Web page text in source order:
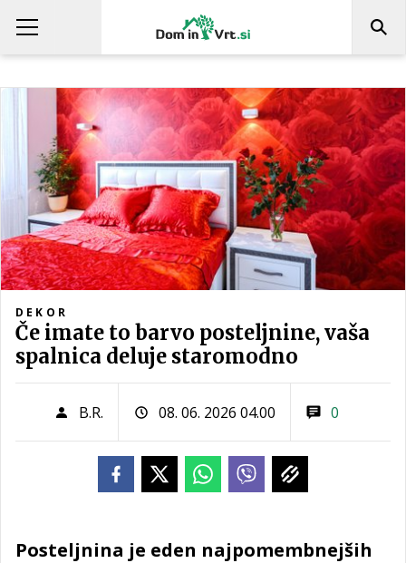
DEKOR
Če imate to barvo posteljnine, vaša
spalnica deluje staromodno
B.R. 08. 06. 2026 04.00 0
Posteljnina je eden najpomembnejših